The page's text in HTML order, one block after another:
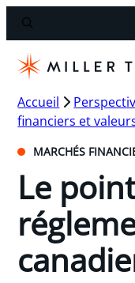
Accueil
financiers et
MARCHÉS
Le